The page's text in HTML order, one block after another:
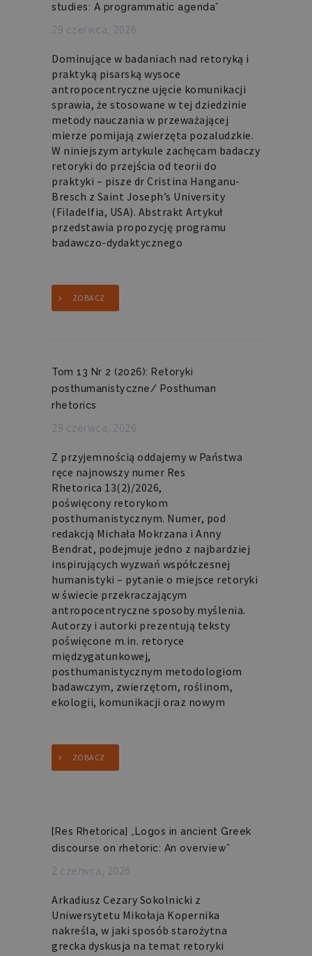
studies: A programmatic agenda”
29 czerwca, 2026
Dominujące w badaniach nad retoryką i
praktyką pisarską wysoce
antropocentryczne ujęcie komunikacji
sprawia, że stosowane w tej dziedzinie
metody nauczania w przeważającej
mierze pomijają zwierzęta pozaludzkie.
W niniejszym artykule zachęcam badaczy
retoryki do przejścia od teorii do
praktyki – pisze dr Cristina Hanganu-
Bresch z Saint Joseph’s University
(Filadelfia, USA). Abstrakt Artykuł
przedstawia propozycję programu
badawczo-dydaktycznego
ZOBACZ
Tom 13 Nr 2 (2026): Retoryki
posthumanistyczne/ Posthuman
rhetorics
29 czerwca, 2026
Z przyjemnością oddajemy w Państwa
ręce najnowszy numer Res
Rhetorica 13(2)/2026,
poświęcony retorykom
posthumanistycznym. Numer, pod
redakcją Michała Mokrzana i Anny
Bendrat, podejmuje jedno z najbardziej
inspirujących wyzwań współczesnej
humanistyki – pytanie o miejsce retoryki
w świecie przekraczającym
antropocentryczne sposoby myślenia.
Autorzy i autorki prezentują teksty
poświęcone m.in. retoryce
międzygatunkowej,
posthumanistycznym metodologiom
badawczym, zwierzętom, roślinom,
ekologii, komunikacji oraz nowym
ZOBACZ
[Res Rhetorica] „Logos in ancient Greek
discourse on rhetoric: An overview”
2 czerwca, 2026
Arkadiusz Cezary Sokolnicki z
Uniwersytetu Mikołaja Kopernika
nakreśla, w jaki sposób starożytna
grecka dyskusja na temat retoryki